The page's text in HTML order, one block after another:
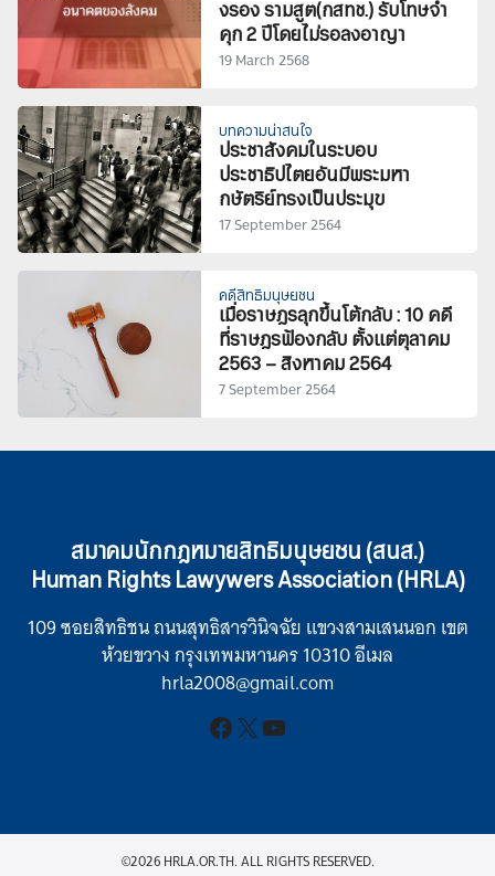
งรอง รามสูต(กสทช.) รับโทษจำ
คุก 2 ปีโดยไม่รอลงอาญา
19 March 2568
บทความน่าสนใจ
ประชาสังคมในระบอบ
ประชาธิปไตยอันมีพระมหา
กษัตริย์ทรงเป็นประมุข
17 September 2564
คดีสิทธิมนุษยชน
เมื่อราษฎรลุกขึ้นโต้กลับ : 10 คดี
ที่ราษฎรฟ้องกลับ ตั้งแต่ตุลาคม
2563 – สิงหาคม 2564
7 September 2564
สมาคมนักกฎหมายสิทธิมนุษยชน (สนส.)
Human Rights Lawywers Association (HRLA)
109 ซอยสิทธิชน ถนนสุทธิสารวินิจฉัย แขวงสามเสนนอก เขต
ห้วยขวาง กรุงเทพมหานคร 10310 อีเมล
hrla2008@gmail.com
Facebook
X YouTube
©2026 HRLA.OR.TH. ALL RIGHTS RESERVED.